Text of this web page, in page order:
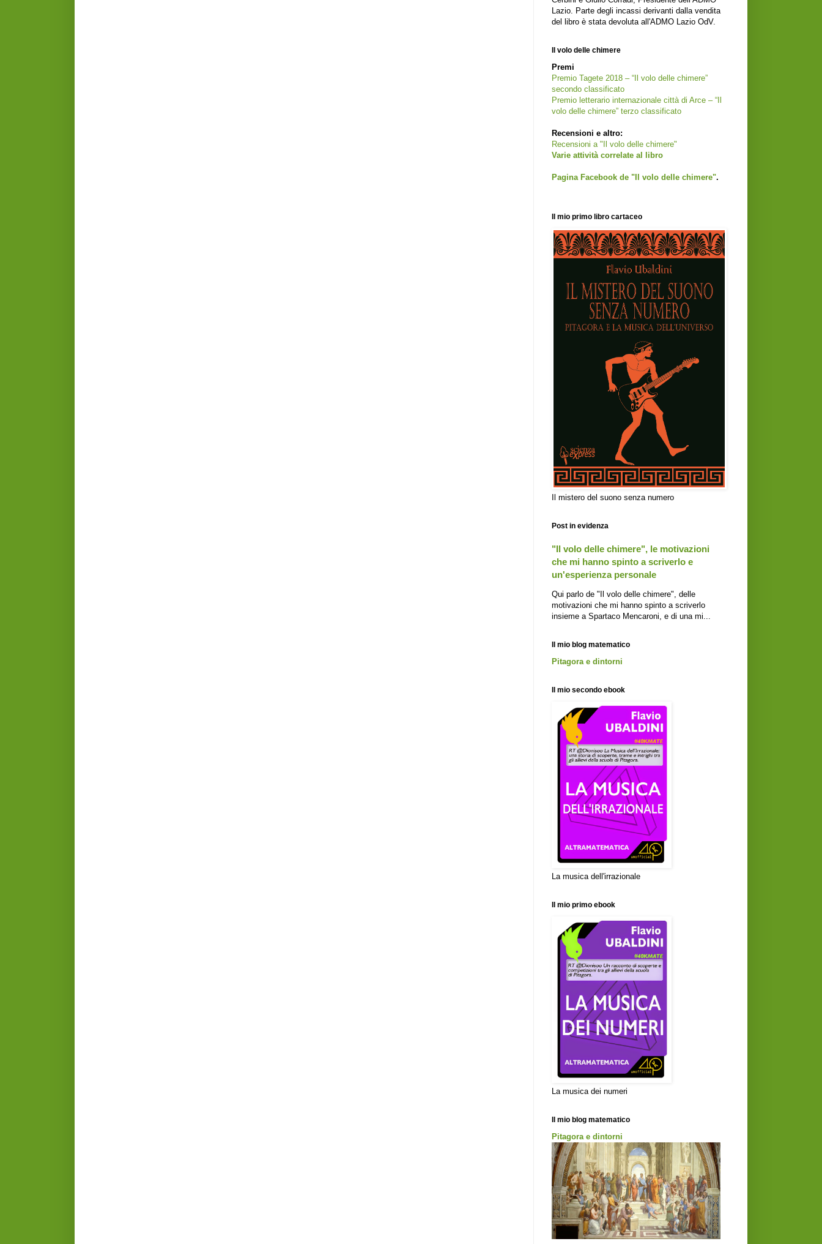
Lazio. Parte degli incassi derivanti dalla vendita
del libro è stata devoluta all'ADMO Lazio OdV.
Il volo delle chimere
Premi
Premio Tagete 2018 – “Il volo delle chimere”
secondo classificato
Premio letterario internazionale città di Arce – “Il
volo delle chimere” terzo classificato
Recensioni e altro:
Recensioni a "Il volo delle chimere"
Varie attività correlate al libro
Pagina Facebook de "Il volo delle chimere".
Il mio primo libro cartaceo
Il mistero del suono senza numero
Post in evidenza
"Il volo delle chimere", le motivazioni
che mi hanno spinto a scriverlo e
un'esperienza personale
Qui parlo de "Il volo delle chimere", delle
motivazioni che mi hanno spinto a scriverlo
insieme a Spartaco Mencaroni, e di una mi...
Il mio blog matematico
Pitagora e dintorni
Il mio secondo ebook
La musica dell'irrazionale
Il mio primo ebook
La musica dei numeri
Il mio blog matematico
Pitagora e dintorni